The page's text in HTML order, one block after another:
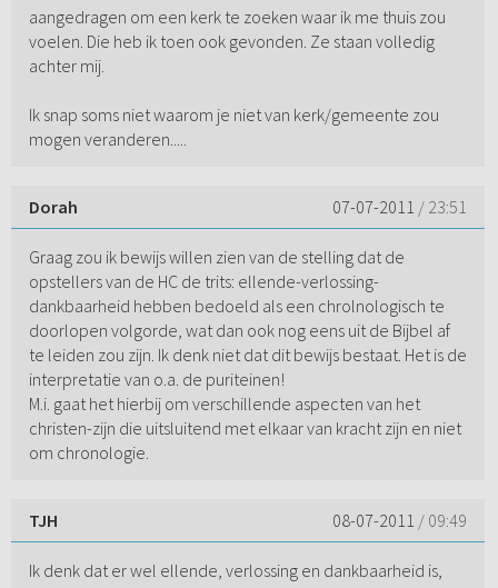
aangedragen om een kerk te zoeken waar ik me thuis zou
voelen. Die heb ik toen ook gevonden. Ze staan volledig
achter mij.
Ik snap soms niet waarom je niet van kerk/gemeente zou
mogen veranderen.....
Dorah 07-07-2011 / 23:51
Graag zou ik bewijs willen zien van de stelling dat de
opstellers van de HC de trits: ellende-verlossing-
dankbaarheid hebben bedoeld als een chrolnologisch te
doorlopen volgorde, wat dan ook nog eens uit de Bijbel af
te leiden zou zijn. Ik denk niet dat dit bewijs bestaat. Het is de
interpretatie van o.a. de puriteinen!
M.i. gaat het hierbij om verschillende aspecten van het
christen-zijn die uitsluitend met elkaar van kracht zijn en niet
om chronologie.
TJH 08-07-2011 / 09:49
Ik denk dat er wel ellende, verlossing en dankbaarheid is,